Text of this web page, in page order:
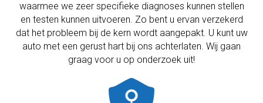
waarmee we zeer specifieke diagnoses kunnen stellen
en testen kunnen uitvoeren. Zo bent u ervan verzekerd
dat het probleem bij de kern wordt aangepakt. U kunt uw
auto met een gerust hart bij ons achterlaten. Wij gaan
graag voor u op onderzoek uit!